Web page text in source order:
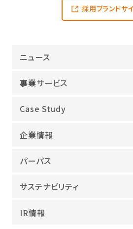
採用ブランドサ
ニュース
事業サービス
オープンアップグループが選ば
ITインフラ
IT開発
海外領域
教育・人材紹介
Case Study
企業情報
ごあいさつ
沿革
役員紹介
パーパス
当社グループのパーパス
幸せな仕事総合研究所
サステナビリティ
IR情報